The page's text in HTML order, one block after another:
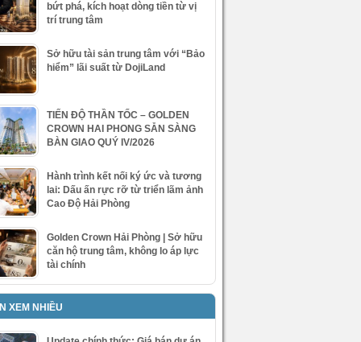
bứt phá, kích hoạt dòng tiền từ vị
trí trung tâm
Sở hữu tài sản trung tâm với “Bảo
hiểm” lãi suất từ DojiLand
TIẾN ĐỘ THẦN TỐC – GOLDEN
CROWN HAI PHONG SẴN SÀNG
BÀN GIAO QUÝ IV/2026
Hành trình kết nối ký ức và tương
lai: Dấu ấn rực rỡ từ triển lãm ảnh
Cao Độ Hải Phòng
Golden Crown Hải Phòng | Sở hữu
căn hộ trung tâm, không lo áp lực
tài chính
XEM NHIỀU